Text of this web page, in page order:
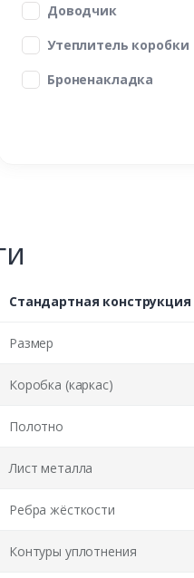
Доводчик
Утеплитель коробки
Броненакладка
Стандартная конструкция
Размер
Коробка (каркас)
Полотно
Лист металла
Ребра жёсткости
Контуры уплотнения